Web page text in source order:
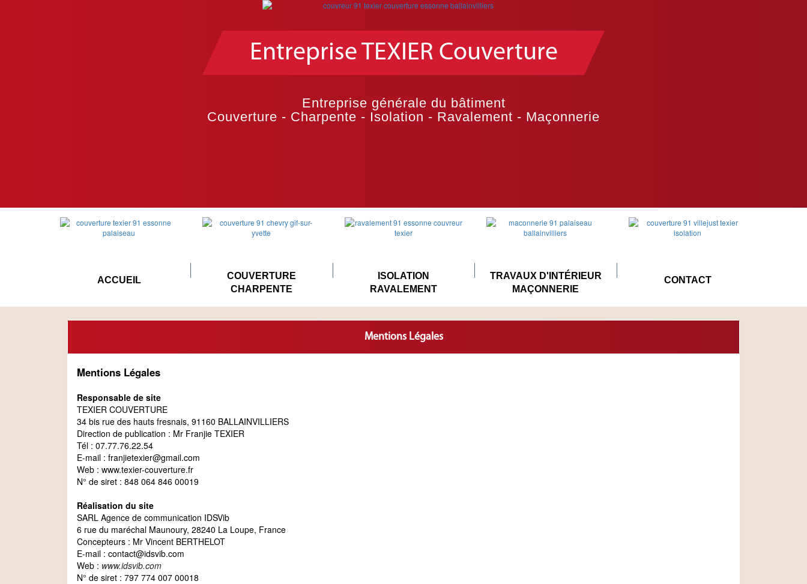
Entreprise TEXIER Couverture
Entreprise générale du bâtiment
Couverture - Charpente - Isolation - Ravalement - Maçonnerie
ACCUEIL
COUVERTURE
CHARPENTE
ISOLATION
RAVALEMENT
TRAVAUX D'INTÉRIEUR
MAÇONNERIE
CONTACT
Mentions Légales
Mentions Légales
Responsable de site
TEXIER COUVERTURE
34 bis rue des hauts fresnais, 91160 BALLAINVILLIERS
Direction de publication : Mr Franjie TEXIER
Tél : 07.77.76.22.54
E-mail : franjietexier@gmail.com
Web : www.texier-couverture.fr
N° de siret : 848 064 846 00019
Réalisation du site
SARL Agence de communication IDSVib
6 rue du maréchal Maunoury, 28240 La Loupe, France
Concepteurs : Mr Vincent BERTHELOT
E-mail : contact@idsvib.com
Web : www.idsvib.com
N° de siret : 797 774 007 00018